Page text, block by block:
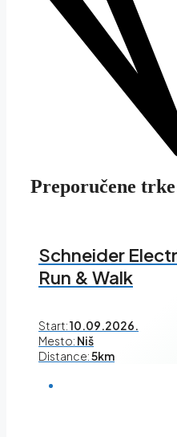
Preporučene trke
Schneider
Run & Walk
Start:10.09.2026.
Mesto: Niš
Distance:5km